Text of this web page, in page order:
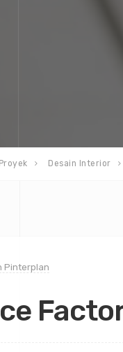
Proyek Desain Interior
Pinterplan